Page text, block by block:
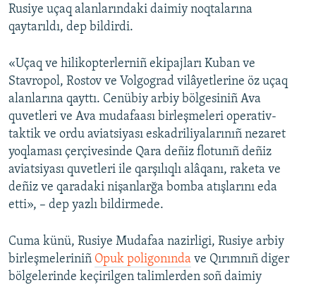
Rusiye uçaq alanlarındaki daimiy noqtalarına
qaytarıldı, dep bildirdi.
«Uçaq ve hilikopterlerniñ ekipajları Kuban ve
Stavropol, Rostov ve Volgograd vilâyetlerine öz uçaq
alanlarına qayttı. Cenübiy arbiy bölgesiniñ Ava
quvetleri ve Ava mudafaası birleşmeleri operativ-
taktik ve ordu aviatsiyası eskadriliyalarınıñ nezaret
yoqlaması çerçivesinde Qara deñiz flotunıñ deñiz
aviatsiyası quvetleri ile qarşılıqlı alâqanı, raketa ve
deñiz ve qaradaki nişanlarğa bomba atışlarını eda
etti», – dep yazlı bildirmede.
Cuma künü, Rusiye Mudafaa nazirligi, Rusiye arbiy
birleşmeleriniñ Opuk poligonında ve Qırımnıñ diger
bölgelerinde keçirilgen talimlerden soñ daimiy